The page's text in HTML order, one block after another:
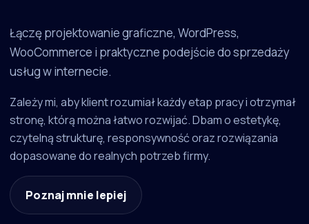
Łączę projektowanie graficzne, WordPress,
WooCommerce i praktyczne podejście do sprzedaży
usług w internecie.
Zależy mi, aby klient rozumiał każdy etap pracy i otrzymał
stronę, którą można łatwo rozwijać. Dbam o estetykę,
czytelną strukturę, responsywność oraz rozwiązania
dopasowane do realnych potrzeb firmy.
Poznaj mnie lepiej